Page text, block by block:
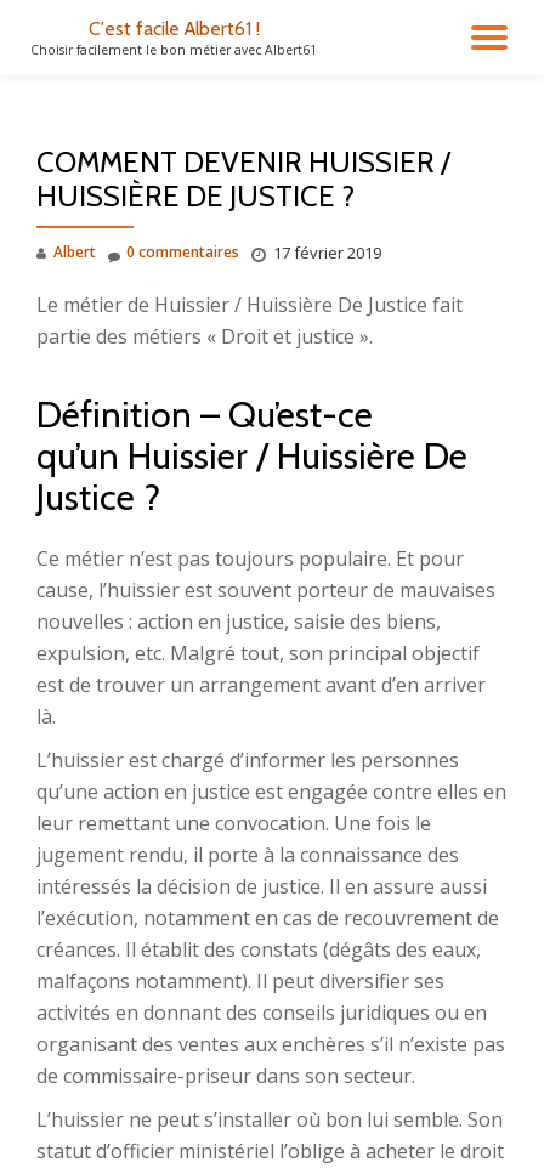
C'est facile Albert61 !
Choisir facilement le bon métier avec Albert61
COMMENT DEVENIR HUISSIER /
HUISSIÈRE DE JUSTICE ?
Albert 17 février 2019
0 commentaires
Le métier de Huissier / Huissière De Justice fait
partie des métiers « Droit et justice ».
Définition – Qu’est-ce
qu’un Huissier / Huissière De
Justice ?
Ce métier n’est pas toujours populaire. Et pour
cause, l’huissier est souvent porteur de mauvaises
nouvelles : action en justice, saisie des biens,
expulsion, etc. Malgré tout, son principal objectif
est de trouver un arrangement avant d’en arriver
là.
L’huissier est chargé d’informer les personnes
qu’une action en justice est engagée contre elles en
leur remettant une convocation. Une fois le
jugement rendu, il porte à la connaissance des
intéressés la décision de justice. Il en assure aussi
l’exécution, notamment en cas de recouvrement de
créances. Il établit des constats (dégâts des eaux,
malfaçons notamment). Il peut diversifier ses
activités en donnant des conseils juridiques ou en
organisant des ventes aux enchères s’il n’existe pas
de commissaire-priseur dans son secteur.
L’huissier ne peut s’installer où bon lui semble. Son
statut d’officier ministériel l’oblige à acheter le droit